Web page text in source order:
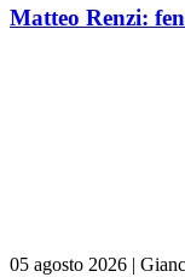
Matteo Renzi:
05 agosto 2026 |